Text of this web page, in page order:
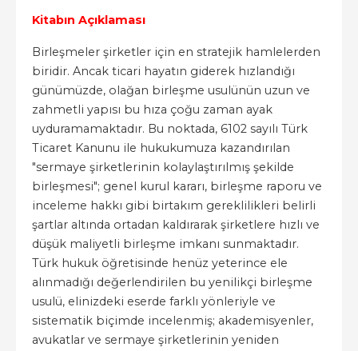
Kitabın Açıklaması
Birleşmeler şirketler için en stratejik hamlelerden
biridir. Ancak ticari hayatın giderek hızlandığı
günümüzde, olağan birleşme usulünün uzun ve
zahmetli yapısı bu hıza çoğu zaman ayak
uyduramamaktadır. Bu noktada, 6102 sayılı Türk
Ticaret Kanunu ile hukukumuza kazandırılan
"sermaye şirketlerinin kolaylaştırılmış şekilde
birleşmesi"; genel kurul kararı, birleşme raporu ve
inceleme hakkı gibi birtakım gereklilikleri belirli
şartlar altında ortadan kaldırarak şirketlere hızlı ve
düşük maliyetli birleşme imkanı sunmaktadır.
Türk hukuk öğretisinde henüz yeterince ele
alınmadığı değerlendirilen bu yenilikçi birleşme
usulü, elinizdeki eserde farklı yönleriyle ve
sistematik biçimde incelenmiş; akademisyenler,
avukatlar ve sermaye şirketlerinin yeniden